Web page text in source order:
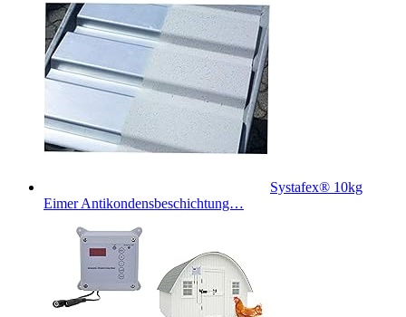
Systafex® 10kg
Eimer Antikondensbeschichtung…